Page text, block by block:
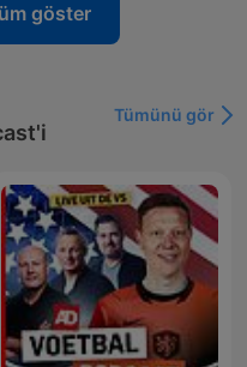
göster
Tümünü gör